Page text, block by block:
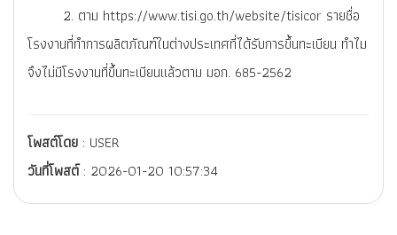
2. ตาม https://www.tisi.go.th/website/tisicor รายชื่อ
โรงงานที่ทำการผลิตภัณฑ์ในต่างประเทศที่ได้รับการขึ้นทะเบียน ทำไม
จึงไม่มีโรงงานที่ขึ้นทะเบียนแล้วตาม มอก. 685-2562
โพสต์โดย : USER
วันที่โพสต์: 2026-01-20 10:57:34